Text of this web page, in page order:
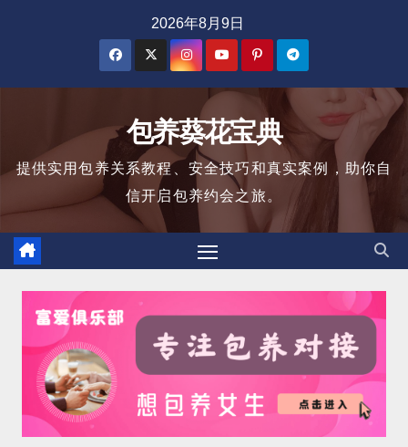
2026年8月9日
包养葵花宝典
提供实用包养关系教程、安全技巧和真实案例，助你自
信开启包养约会之旅。